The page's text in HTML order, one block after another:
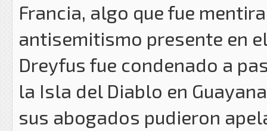
Francia, algo que fue
antisemitismo presente en
Dreyfus fue condenado a
la Isla del Diablo en
sus abogados pudieron